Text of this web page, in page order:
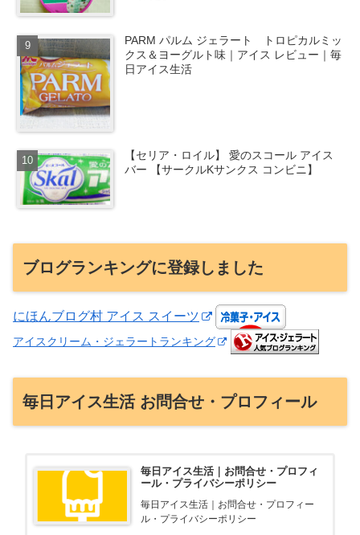
PARM パルム ジェラート トロピカルミッ
クス＆ヨーグルト味｜アイス レビュー｜毎
日アイス生活
【セリア・ロイル】 愛のスコール アイス
バー 【サークルKサンクス コンビニ】
ブログランキングに登録しました
にほんブログ村 アイス スイーツ
アイスクリーム・ジェラートランキング
毎日アイス生活 お問合せ・プロフィール
毎日アイス生活｜お問合せ・プロフィ
ール・プライバシーポリシー
毎日アイス生活｜お問合せ・プロフィー
ル・プライバシーポリシー